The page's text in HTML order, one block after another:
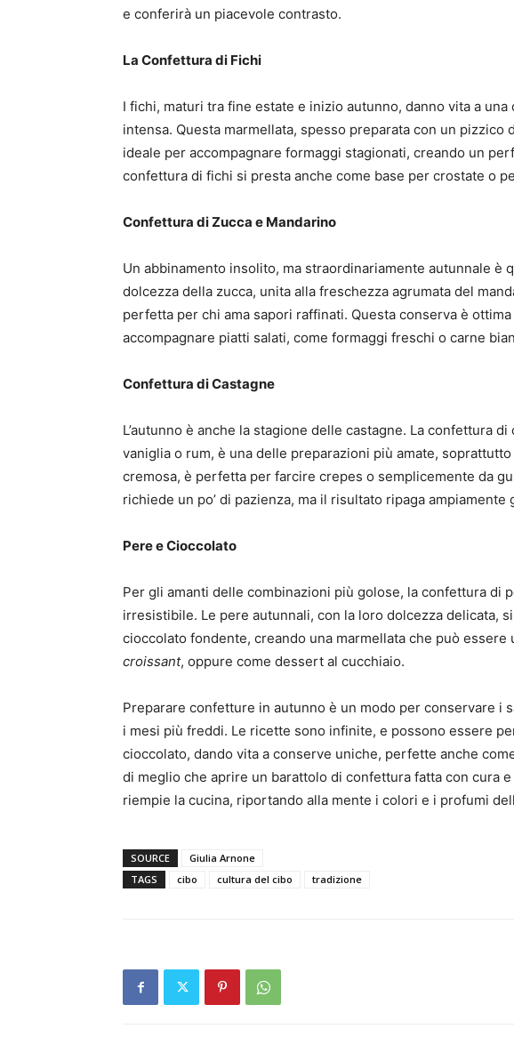
e conferirà un piacevole contrasto.
La Confettura di Fichi
I fichi, maturi tra fine estate e inizio autunno, danno vita a
intensa. Questa marmellata, spesso preparata con un pizzico
ideale per accompagnare formaggi stagionati, creando un
confettura di fichi si presta anche come base per crostate o
Confettura di Zucca e Mandarino
Un abbinamento insolito, ma straordinariamente autunnale è
dolcezza della zucca, unita alla freschezza agrumata del
perfetta per chi ama sapori raffinati. Questa conserva è
accompagnare piatti salati, come formaggi freschi o carne
Confettura di Castagne
L’autunno è anche la stagione delle castagne. La confettura
vaniglia o rum, è una delle preparazioni più amate,
cremosa, è perfetta per farcire crepes o semplicemente da
richiede un po’ di pazienza, ma il risultato ripaga ampiamente
Pere e Cioccolato
Per gli amanti delle combinazioni più golose, la confettura di
irresistibile. Le pere autunnali, con la loro dolcezza delicata,
cioccolato fondente, creando una marmellata che può
croissant, oppure come dessert al cucchiaio.
Preparare confetture in autunno è un modo per conservare i
i mesi più freddi. Le ricette sono infinite, e possono essere
cioccolato, dando vita a conserve uniche, perfette anche
di meglio che aprire un barattolo di confettura fatta con cura e
riempie la cucina, riportando alla mente i colori e i profumi
SOURCE
Giulia Arnone
TAGS
cibo cultura del cibo tradizione